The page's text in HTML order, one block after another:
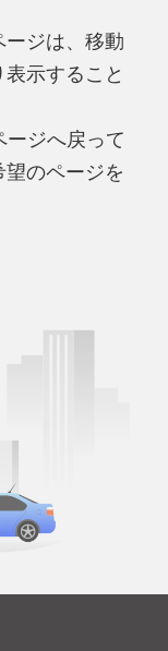
ジは、移動
示すること
ジへ戻って
のページを